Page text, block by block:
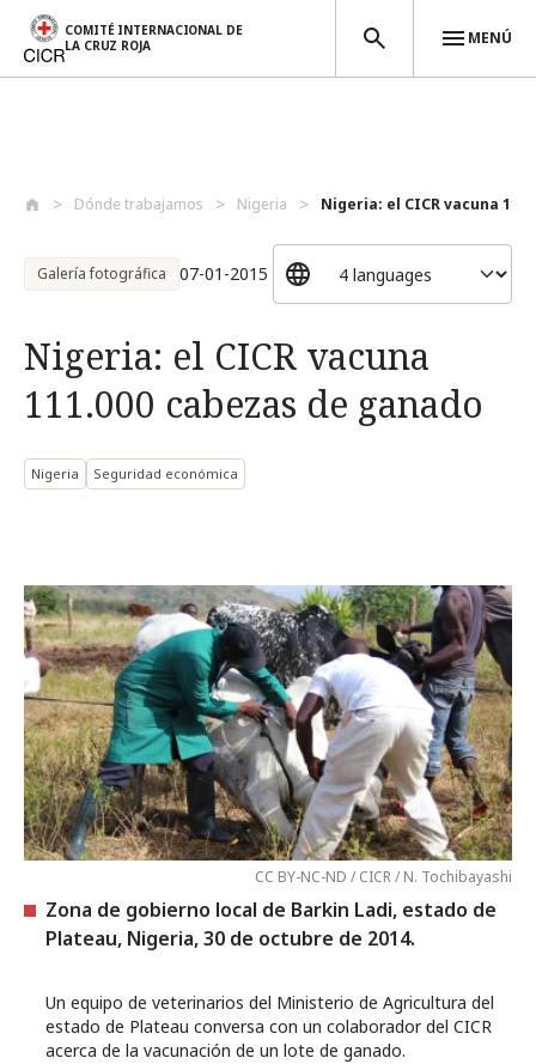
COMITÉ INTERNACIONAL DE
LA CRUZ ROJA
MENÚ
Dónde trabajamos Nigeria Nigeria: el CICR vacuna
Galería fotográfica 07-01-2015
Nigeria: el CICR vacuna
111.000 cabezas de ganado
Nigeria Seguridad económica
CC BY-NC-ND / CICR / N. Tochibayashi
Zona de gobierno local de Barkin Ladi, estado de
Plateau, Nigeria, 30 de octubre de 2014.
Un equipo de veterinarios del Ministerio de Agricultura del
estado de Plateau conversa con un colaborador del CICR
acerca de la vacunación de un lote de ganado.